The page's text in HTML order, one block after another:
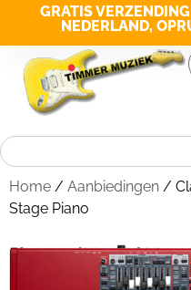
GRATIS
NEDERLAND,
Home / Aanbiedingen /
Stage Piano